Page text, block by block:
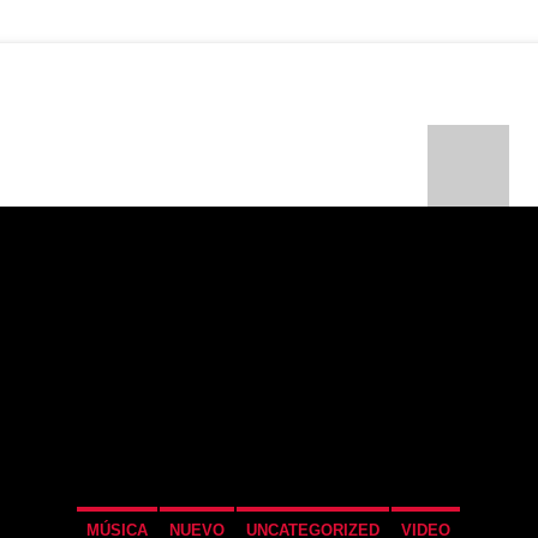
MÚSICA NUEVO UNCATEGORIZED VIDEO